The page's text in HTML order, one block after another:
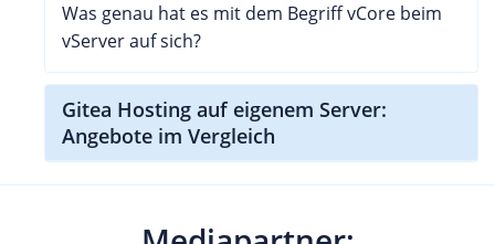
Was genau hat es mit dem Begriff vCore beim
vServer auf sich?
Gitea Hosting auf eigenem Server:
Angebote im Vergleich